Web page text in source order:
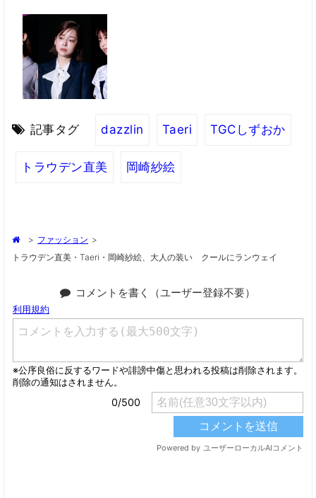
記事タグ dazzlin Taeri TGCしずおか
トラウデン直美 岡崎紗絵
> ファッション >
トラウデン直美・Taeri・岡崎紗絵、大人の装い クールにランウェイ
コメントを書く（ユーザー登録不要）